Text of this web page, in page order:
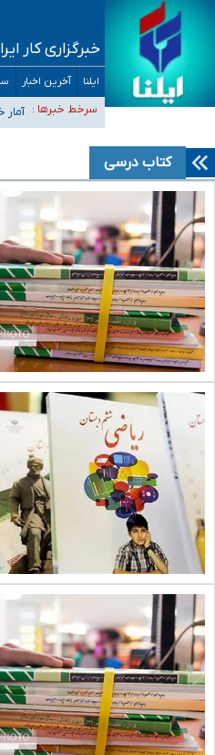
خبرگزاری کار
ایلنا آخرین اخبار
سرخط خبرها :
سیدحسن خمینی
«زیرمیزی» برای
کتاب درسی